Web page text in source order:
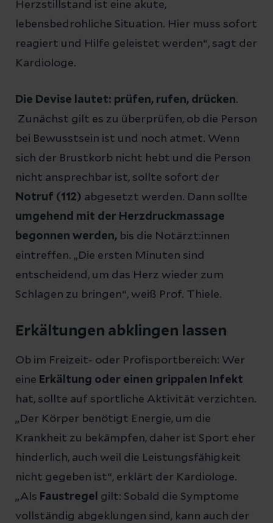
Herzstillstand ist eine akute,
lebensbedrohliche Situation. Hier muss sofort
reagiert und Hilfe geleistet werden“, sagt der
Kardiologe.
Die Devise lautet: prüfen, rufen, drücken.
Zunächst gilt es zu überprüfen, ob die Person
bei Bewusstsein ist und noch atmet. Wenn
sich der Brustkorb nicht hebt und die Person
nicht ansprechbar ist, sollte sofort der
Notruf (112) abgesetzt werden. Dann sollte
umgehend mit der Herzdruckmassage
begonnen werden, bis die Notärzt:innen
eintreffen. „Die ersten Minuten sind
entscheidend, um das Herz wieder zum
Schlagen zu bringen“, weiß Prof. Thiele.
Erkältungen abklingen lassen
Ob im Freizeit- oder Profisportbereich: Wer
eine Erkältung oder einen grippalen Infekt
hat, sollte auf sportliche Aktivität verzichten.
„Der Körper benötigt Energie, um die
Krankheit zu bekämpfen, daher ist Sport eher
hinderlich, auch weil die Leistungsfähigkeit
nicht gegeben ist“, erklärt der Kardiologe.
„Als Faustregel
gilt: Sobald die Symptome
vollständig abgeklungen sind, kann auch der